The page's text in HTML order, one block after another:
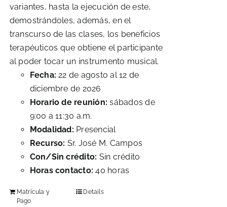
variantes, hasta la ejecución de este,
demostrándoles, además, en el
transcurso de las clases, los beneficios
terapéuticos que obtiene el participante
al poder tocar un instrumento musical.
Fecha:22 de agosto al 12 de
diciembre de 2026
Horario de reunión: sábados de
9:00 a 11:30 a.m.
Modalidad: Presencial
Recurso: Sr. José M. Campos
Con/Sin crédito: Sin crédito
Horas contacto: 40 horas
Matrícula y
Pago
Details